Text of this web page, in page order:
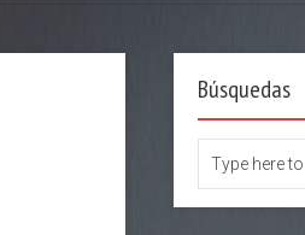
Búsquedas